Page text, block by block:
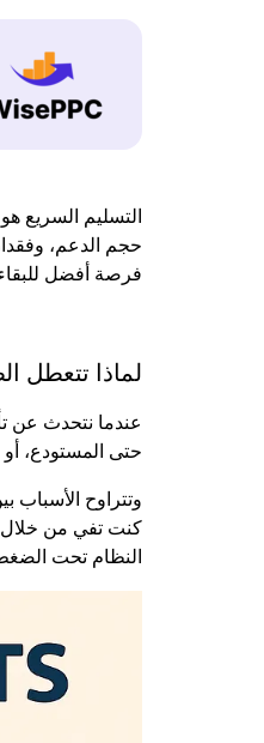
التسليم السريع
حجم الدعم،
فرصة أفضل
لماذا تتعطل
عندما نتحدث عن
حتى المستودع،
وتتراوح الأسباب
النظام تحت